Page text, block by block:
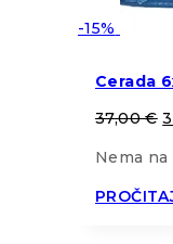
-15%
Cerada
37,00€
Nema